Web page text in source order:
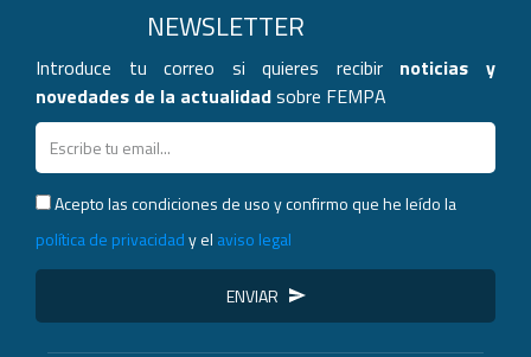
NEWSLETTER
Introduce tu correo si quieres recibir noticias y
novedades de la actualidadsobre FEMPA
Acepto las condiciones de uso y confirmo que he leído la
política de privacidady el aviso legal
ENVIAR